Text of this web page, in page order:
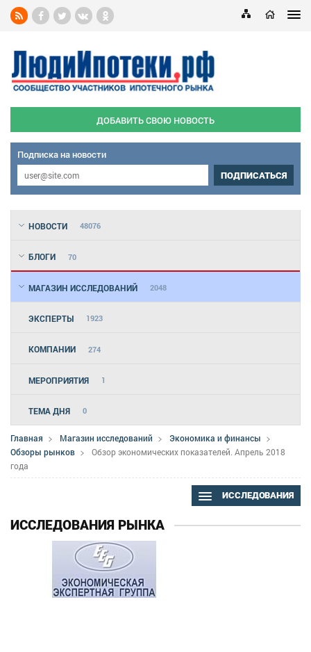
ДОБАВИТЬ СВОЮ НОВОСТЬ
Подписка на новости
ПОДПИСАТЬСЯ
НОВОСТИ 48076
БЛОГИ 70
МАГАЗИН ИССЛЕДОВАНИЙ 2048
ЭКСПЕРТЫ 1923
КОМПАНИИ 274
МЕРОПРИЯТИЯ 1
ТЕМА ДНЯ 0
Главная Магазин исследований
Экономика и финансы
Обзоры рынков
Обзор экономических показателей. Апрель 2018
года
ИССЛЕДОВАНИЯ
ИССЛЕДОВАНИЯ РЫНКА